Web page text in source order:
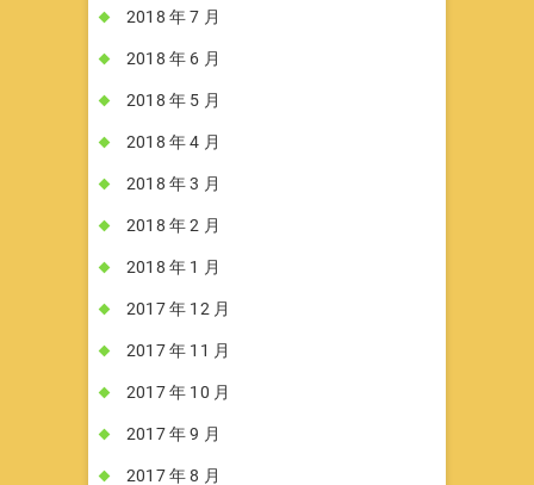
2018 年 7 月
2018 年 6 月
2018 年 5 月
2018 年 4 月
2018 年 3 月
2018 年 2 月
2018 年 1 月
2017 年 12 月
2017 年 11 月
2017 年 10 月
2017 年 9 月
2017 年 8 月